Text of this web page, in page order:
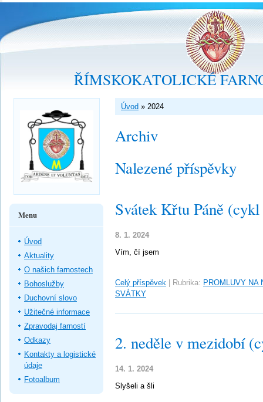
ŘÍMSKOKATOLICKÉ
Úvod » 2024
Archiv
Nalezené příspěvky
Svátek Křtu Páně
8. 1. 2024
Vím, čí jsem
Celý příspěvek Rubrika: PROMLUVY NA
SVÁTKY
2. neděle v mezidobí
14. 1. 2024
Slyšeli a šli
Menu
Úvod
Aktuality
O našich farnostech
Bohoslužby
Duchovní slovo
Užitečné informace
Zpravodaj farností
Odkazy
Kontakty a logistické
údaje
Fotoalbum